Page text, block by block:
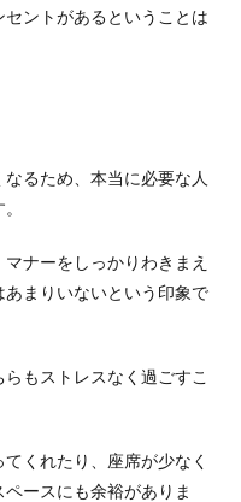
ントがあるということは
るため、本当に必要な人
ナーをしっかりわきまえ
まりいないという印象で
もストレスなく過ごすこ
くれたり、座席が少なく
ースにも余裕がありま